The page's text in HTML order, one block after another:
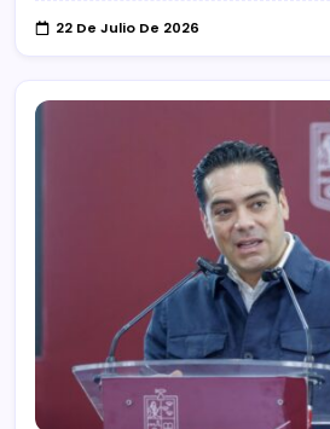
22 De Julio De 2026